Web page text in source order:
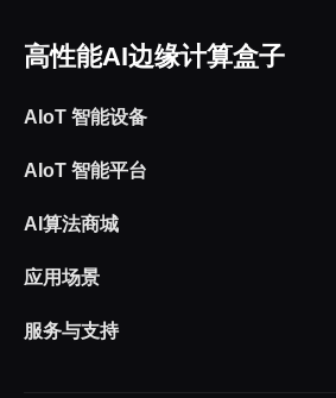
高性能AI边缘计算盒子
AIoT 智能设备
AIoT 智能平台
AI算法商城
应用场景
服务与支持